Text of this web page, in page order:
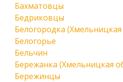
Бахматовцы
Бедриковцы
Белогородка (Хмельницкая
Белогорье
Бельчин
Бережанка (Хмельницкая
Бережинцы